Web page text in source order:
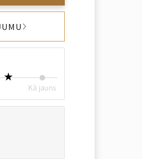
Kā jauns